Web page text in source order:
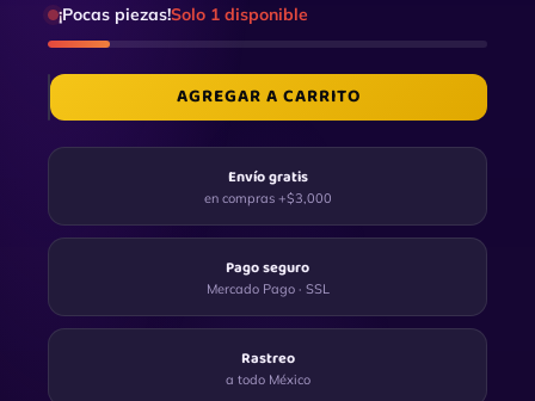
¡Pocas piezas!Solo 1 disponible
AGREGAR A CARRITO
Envío gratis
en compras +$3,000
Pago seguro
Mercado Pago · SSL
Rastreo
a todo México